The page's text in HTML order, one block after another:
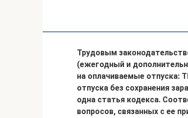
Трудовым
(ежегодный и
на оплачиваемые отпуска:
отпуска без сохранения
одна статья кодекса.
вопросов, связанных с ее